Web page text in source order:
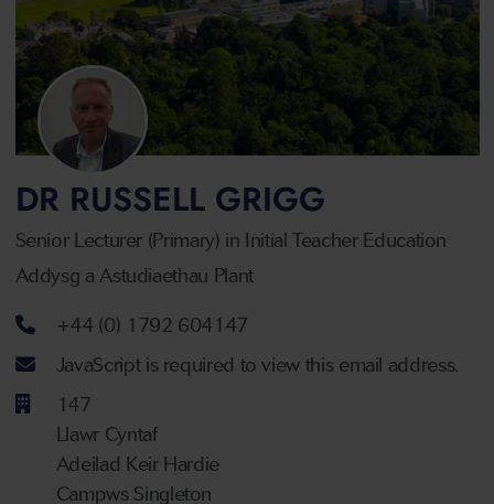
DR RUSSELL GRIGG
Senior Lecturer (Primary) in Initial Teacher Education
Addysg a Astudiaethau Plant
Rhif ffôn+44 (0) 1792 604147
Cyfeiriad ebost
JavaScript is required to view this email address.
147
Llawr Cyntaf
Adeilad Keir Hardie
Campws Singleton